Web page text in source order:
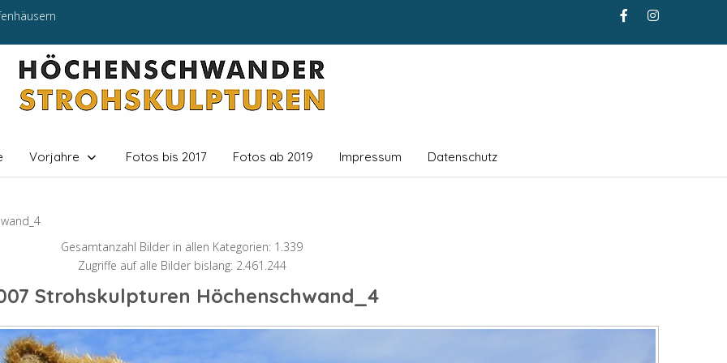
Vorjahre Fotos bis 2017 Fotos ab 2019 Impressum Datenschutz
Gesamtanzahl Bilder in allen Kategorien: 1.339
Zugriffe auf alle Bilder bislang: 2.461.244
Strohskulpturen Höchenschwand_4